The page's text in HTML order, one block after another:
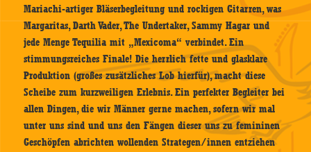
Mariachi-artiger Bläserbegleitung und rockigen Gitarren, was
Margaritas, Darth Vader, The Undertaker, Sammy Hagar und
jede Menge Tequilia mit „Mexicoma“ verbindet. Ein
stimmungsreiches Finale! Die herrlich fette und glasklare
Produktion (großes zusätzliches Lob hierfür), macht diese
Scheibe zum kurzweiligen Erlebnis. Ein perfekter Begleiter bei
allen Dingen, die wir Männer gerne machen, sofern wir mal
unter uns sind und uns den Fängen dieser uns zu femininen
Geschöpfen abrichten wollenden Strategen/innen entziehen